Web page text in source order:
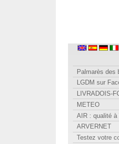
Palmarès des
LGDM sur
LIVRADOIS-
METEO
AIR : qualité à
ARVERNET
Testez votre